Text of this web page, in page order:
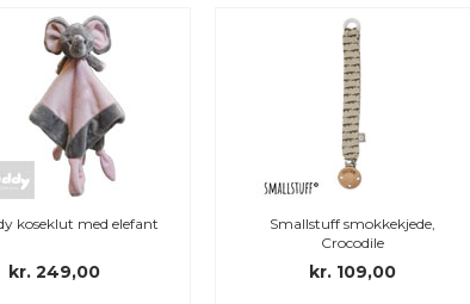
Smallstuff smokkekjede,
kr. 109,00
Filibabba Moments
smokkekjede, Fall Flowers
kr. 119,00